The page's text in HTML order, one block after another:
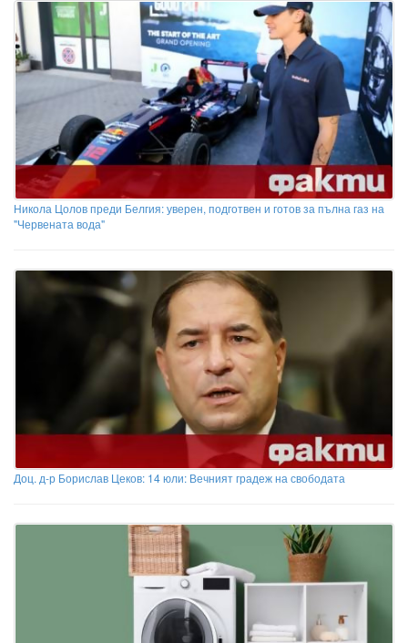
Никола Цолов преди Белгия: уверен, подготвен и готов за пълна газ на
"Червената вода"
Доц. д-р Борислав Цеков: 14 юли: Вечният градеж на свободата